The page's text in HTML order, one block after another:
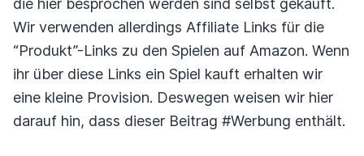
die hier besprochen werden sind selbst gekauft.
Wir verwenden allerdings Affiliate Links für die
“Produkt”-Links zu den Spielen auf Amazon. Wenn
ihr über diese Links ein Spiel kauft erhalten wir
eine kleine Provision. Deswegen weisen wir hier
darauf hin, dass dieser Beitrag #Werbung enthält.